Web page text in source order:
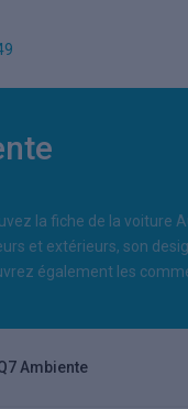
la fiche de la voiture
et extérieurs, son
également les
Ambiente